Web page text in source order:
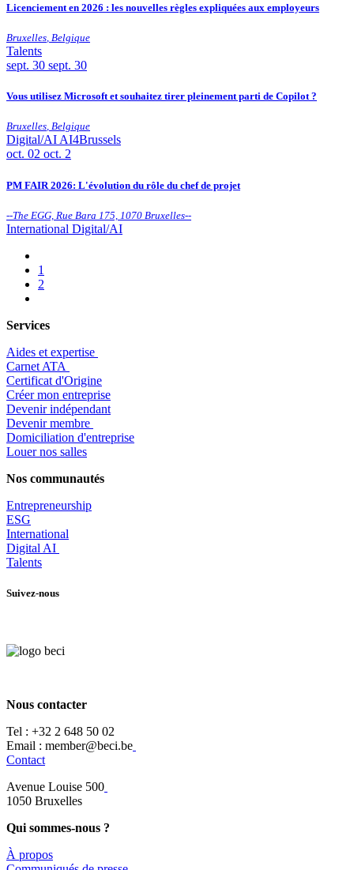
Licenciement en 2026 : les nouvelles règles expliquées aux employeurs
Bruxelles, Belgique
Talents
sept. 30 sept. 30
Vous utilisez Microsoft et souhaitez tirer pleinement parti de Copilot ?
Bruxelles, Belgique
Digital/AI AI4Brussels
oct. 02 oct. 2
PM FAIR 2026: L'évolution du rôle du chef de projet
--The EGG, Rue Bara 175, 1070 Bruxelles--
International Digital/AI
1
2
Services
Aides et expertise
​Carnet ATA
Certificat d'Origine
Créer mon entreprise
Devenir indépendant
Devenir membre
​Domiciliation d'entreprise
Louer nos salles
Nos communautés
Entrepreneurship
ESG
International
Digital AI
Talents
Suivez-nous
Nous contacter
Tel : +32 2 648 50 02​
​​Email : member@beci.be
Contact
Avenue Louise 500
​1050 Bruxelles
Qui sommes-nous ?
À propos